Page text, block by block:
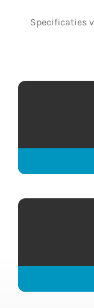
Specificaties